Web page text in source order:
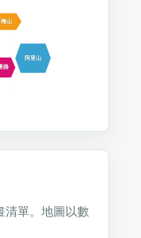
梅山
路
阿里山
清單。地圖以數